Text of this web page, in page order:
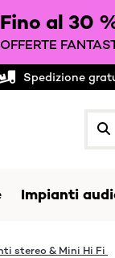
Fino al 30
OFFERTE
Spedizione
Impianti
stereo & Mini Hi Fi